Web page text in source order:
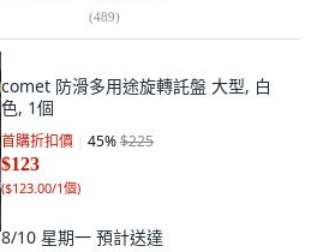
(489)
comet 防滑多用途旋轉託盤 大型, 白
色, 1個
首購折扣價 45%$225
$123
($123.00/1個)
8/10 星期一 預計送達